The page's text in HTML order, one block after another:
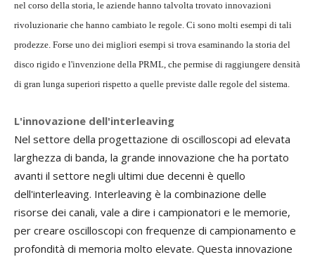
nel corso della storia, le aziende hanno talvolta trovato innovazioni
rivoluzionarie che hanno cambiato le regole. Ci sono molti esempi di tali
prodezze. Forse uno dei migliori esempi si trova esaminando la storia del
disco rigido e l'invenzione della PRML, che permise di raggiungere densità
di gran lunga superiori rispetto a quelle previste dalle regole del sistema.
L'innovazione dell'interleaving
Nel settore della progettazione di oscilloscopi ad elevata
larghezza di banda, la grande innovazione che ha portato
avanti il settore negli ultimi due decenni è quello
dell'interleaving. Interleaving è la combinazione delle
risorse dei canali, vale a dire i campionatori e le memorie,
per creare oscilloscopi con frequenze di campionamento e
profondità di memoria molto elevate. Questa innovazione